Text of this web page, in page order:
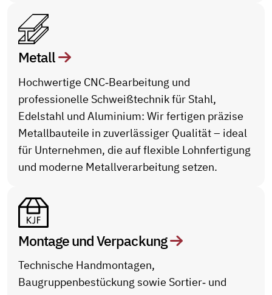
Metall
Hochwertige CNC‑Bearbeitung und
professionelle Schweißtechnik für Stahl,
Edelstahl und Aluminium: Wir fertigen präzise
Metallbauteile in zuverlässiger Qualität – ideal
für Unternehmen, die auf flexible Lohnfertigung
und moderne Metallverarbeitung setzen.
Montage und Verpackung
Technische Handmontagen,
Baugruppenbestückung sowie Sortier‑ und